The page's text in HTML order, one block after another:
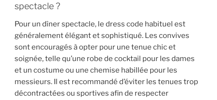
spectacle ?
Pour un dîner spectacle, le dress code habituel est
généralement élégant et sophistiqué. Les convives
sont encouragés à opter pour une tenue chic et
soignée, telle qu’une robe de cocktail pour les dames
et un costume ou une chemise habillée pour les
messieurs. Il est recommandé d’éviter les tenues trop
décontractées ou sportives afin de respecter